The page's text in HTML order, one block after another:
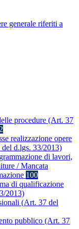
generale riferiti a
procedure (Art. 37
2
realizzazione opere
d.lgs. 33/2013)
di lavori,
/ Mancata
100
di qualificazione
2013)
(Art. 37 del
pubblico (Art. 37